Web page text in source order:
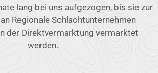
lang bei uns aufgezogen, bis sie zur
Regionale Schlachtunternehmen
der Direktvermarktung vermarktet
werden.